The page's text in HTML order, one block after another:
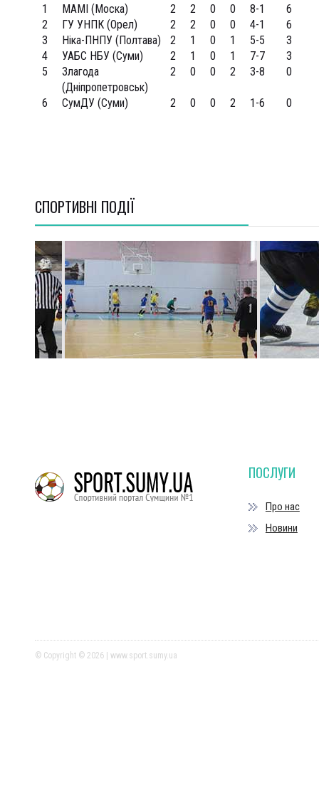
1 МАМІ (Моска) 2 2 0 0 8-1
6
2
ГУ УНПК (Орел) 2 2 0 0 4-1
6
3
Ніка-ПНПУ (Полтава) 2 1 0 1 5-5
3
4
УАБС НБУ (Суми) 2 1 0 1 7-7
3
5
Злагода
(Дніпропетровськ)
2 0 0 2 3-8 0
6 СумДУ (Суми) 2 0 0 2 1-6 0
СПОРТИВНI ПОДІЇ
ПОСЛУГИ
Про нас
Новини
© Copyright © 2026 | www.sport.sumy.ua